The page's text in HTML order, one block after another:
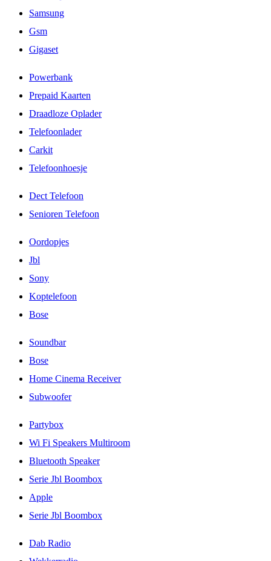
Samsung
Gsm
Gigaset
Powerbank
Prepaid Kaarten
Draadloze Oplader
Telefoonlader
Carkit
Telefoonhoesje
Dect Telefoon
Senioren Telefoon
Oordopjes
Jbl
Sony
Koptelefoon
Bose
Soundbar
Bose
Home Cinema Receiver
Subwoofer
Partybox
Wi Fi Speakers Multiroom
Bluetooth Speaker
Serie Jbl Boombox
Apple
Serie Jbl Boombox
Dab Radio